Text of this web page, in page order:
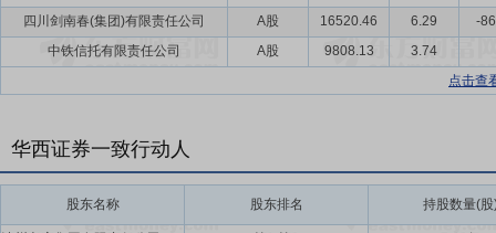
四川剑南春(集团)有限责任公司
A股 16520.46 6.29
-
中铁信托有限责任公司
A股 9808.13
3.74
点击查
华西证券一致行动人
股东名称 股东排名 持股数量(股